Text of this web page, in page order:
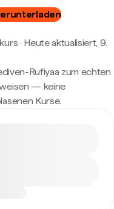
· Heute aktualisiert, 9.
Rufiyaa zum echten
— keine
Kurse.